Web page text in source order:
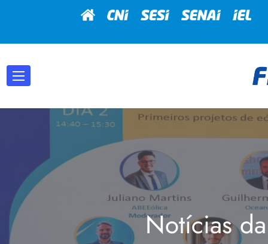
Notícias